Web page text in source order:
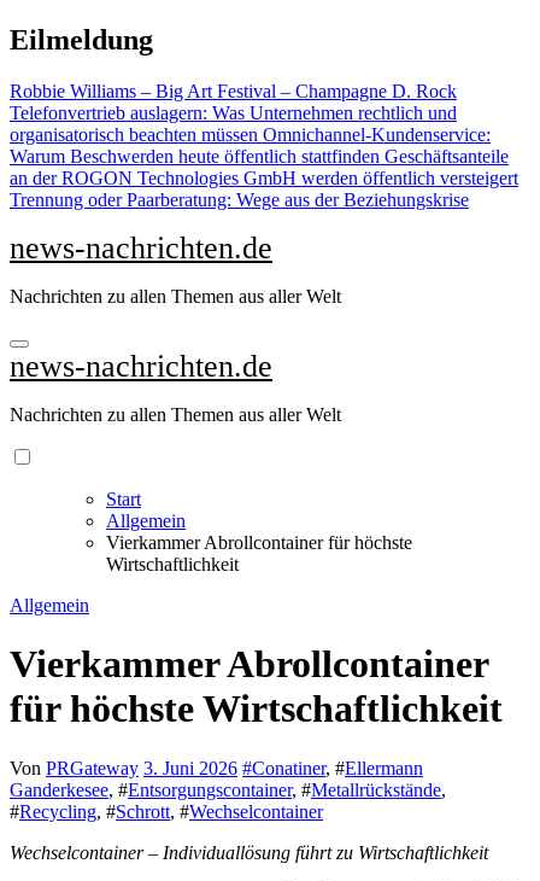
Zu
Inhalten
Eilmeldung
Robbie Williams – Big Art Festival – Champagne D. Rock
Telefonvertrieb auslagern: Was Unternehmen rechtlich und
organisatorisch beachten müssen Omnichannel-Kundenservice:
Warum Beschwerden heute öffentlich stattfinden Geschäftsanteile
an der ROGON Technologies GmbH werden öffentlich versteigert
Trennung oder Paarberatung: Wege aus der Beziehungskrise
news-nachrichten.de
Nachrichten zu allen Themen aus aller Welt
news-nachrichten.de
Nachrichten zu allen Themen aus aller Welt
Start
Allgemein
Vierkammer Abrollcontainer für höchste
Wirtschaftlichkeit
Allgemein
Vierkammer Abrollcontainer
für höchste Wirtschaftlichkeit
Von PRGateway 3. Juni 2026 #Conatiner, #Ellermann
Ganderkesee, #Entsorgungscontainer, #Metallrückstände,
#Recycling, #Schrott, #Wechselcontainer
Wechselcontainer – Individuallösung führt zu Wirtschaftlichkeit